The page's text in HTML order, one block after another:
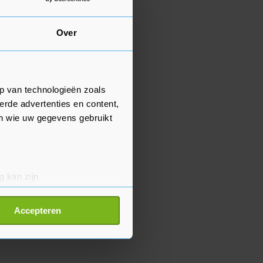
Over
van technologieën zoals
advertenties en content,
wie uw gegevens gebruikt
kan zijn
detailgedeelte
Accepteren